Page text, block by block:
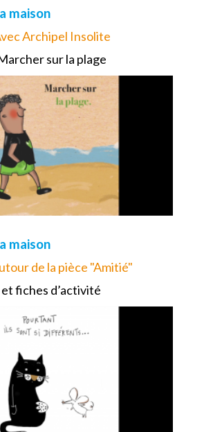
maison
Archipel Insolite
sur la plage
maison
de la pièce "Amitié"
fiches d’activité